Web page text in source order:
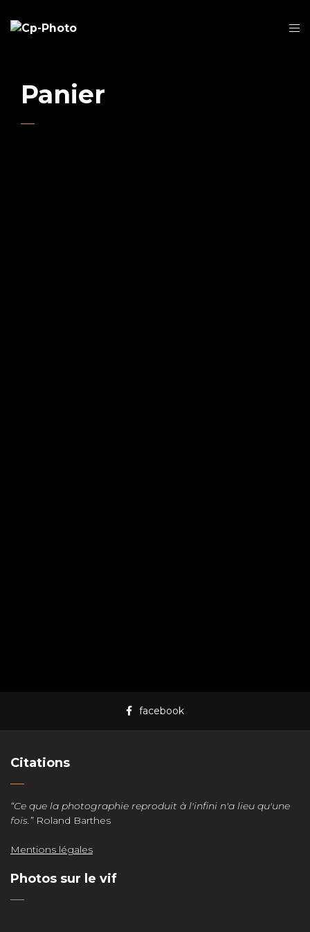
Panier
facebook
Citations
“Ce que la photographie reproduit à l'infini n'a lieu qu'une
fois.” Roland Barthes
Mentions légales
Photos sur le vif